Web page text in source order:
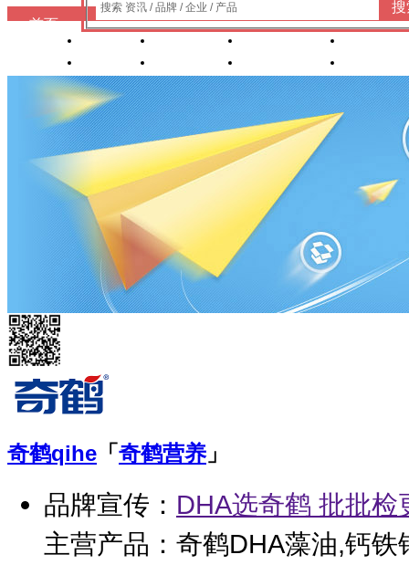
搜索 资讯 / 品牌 / 企业 / 产品
搜
首页
奇鹤qihe 「奇鹤营养」
品牌宣传： DHA选奇鹤 批批检
主营产品：奇鹤DHA藻油,钙